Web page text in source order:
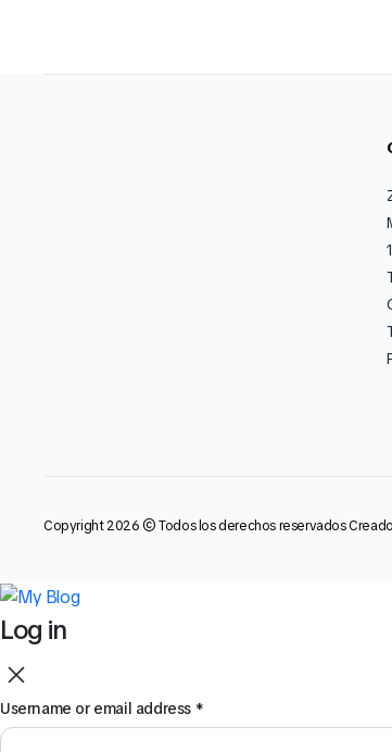
Copyright 2026 © Todos los derechos reservados
Log in
Username or email address *